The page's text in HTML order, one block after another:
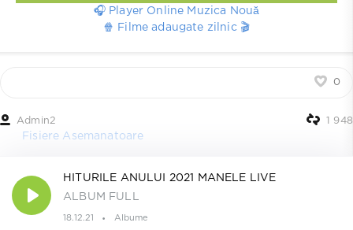
🎧 Player Online Muzica Nouă
🍿 Filme adaugate zilnic 🎬
0
Admin2 1 948
Fisiere Asemanatoare
HITURILE ANULUI 2021 MANELE LIVE
ALBUM FULL
18.12.21 Albume